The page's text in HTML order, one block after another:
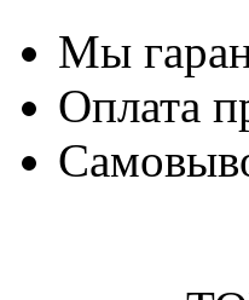
Мы
Оплата